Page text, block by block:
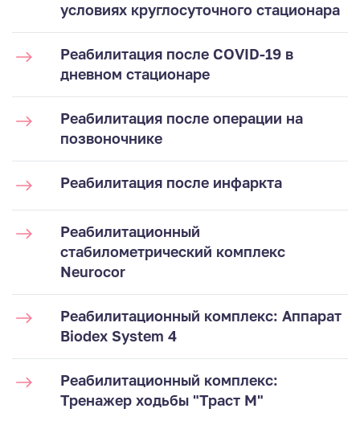
условиях круглосуточного стационара
Реабилитация после COVID-19 в
дневном стационаре
Реабилитация после операции на
позвоночнике
Реабилитация после инфаркта
Реабилитационный
стабилометрический комплекс
Neurocor
Реабилитационный комплекс: Аппарат
Biodex System 4
Реабилитационный комплекс:
Тренажер ходьбы "Траст М"